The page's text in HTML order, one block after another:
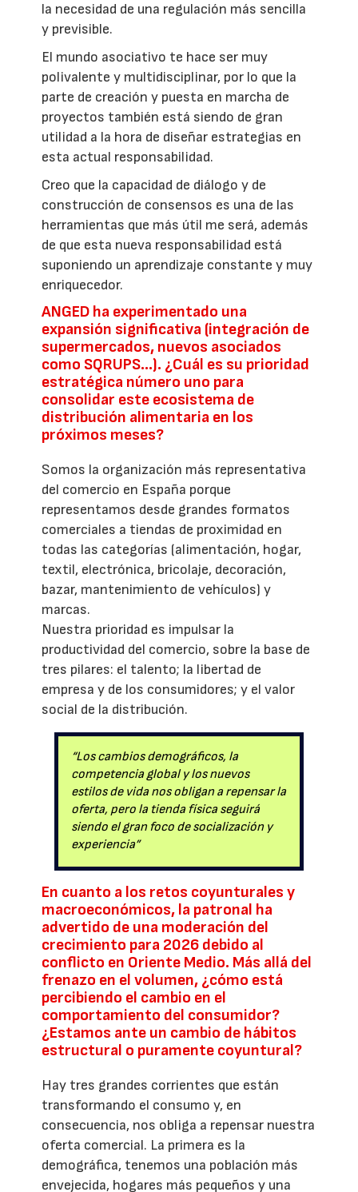
la necesidad de una regulación más sencilla
y previsible.
El mundo asociativo te hace ser muy
polivalente y multidisciplinar, por lo que la
parte de creación y puesta en marcha de
proyectos también está siendo de gran
utilidad a la hora de diseñar estrategias en
esta actual responsabilidad.
Creo que la capacidad de diálogo y de
construcción de consensos es una de las
herramientas que más útil me será, además
de que esta nueva responsabilidad está
suponiendo un aprendizaje constante y muy
enriquecedor.
ANGED ha experimentado una
expansión significativa (integración de
supermercados, nuevos asociados
como SQRUPS...). ¿Cuál es su prioridad
estratégica número uno para
consolidar este ecosistema de
distribución alimentaria en los
próximos meses?
Somos la organización más representativa
del comercio en España porque
representamos desde grandes formatos
comerciales a tiendas de proximidad en
todas las categorías (alimentación, hogar,
textil, electrónica, bricolaje, decoración,
bazar, mantenimiento de vehículos) y
marcas.
Nuestra prioridad es impulsar la
productividad del comercio, sobre la base de
tres pilares: el talento; la libertad de
empresa y de los consumidores; y el valor
social de la distribución.
“Los cambios demográficos, la
competencia global y los nuevos
estilos de vida nos obligan a repensar la
oferta, pero la tienda física seguirá
siendo el gran foco de socialización y
experiencia”
En cuanto a los retos coyunturales y
macroeconómicos, la patronal ha
advertido de una moderación del
crecimiento para 2026 debido al
conflicto en Oriente Medio. Más allá del
frenazo en el volumen, ¿cómo está
percibiendo el cambio en el
comportamiento del consumidor?
¿Estamos ante un cambio de hábitos
estructural o puramente coyuntural?
Hay tres grandes corrientes que están
transformando el consumo y, en
consecuencia, nos obliga a repensar nuestra
oferta comercial. La primera es la
demográfica, tenemos una población más
envejecida, hogares más pequeños y una